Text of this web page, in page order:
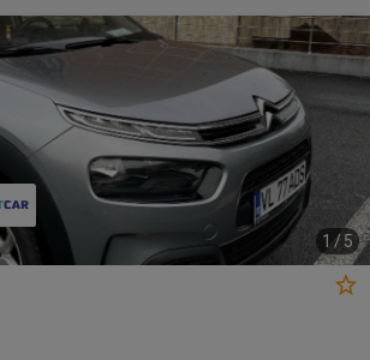
1 /5